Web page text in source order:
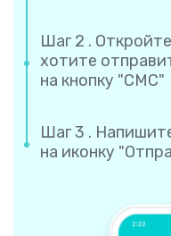
Шаг 2 .
хотите
на кнопку "СМС"
Шаг 3 .
на иконку